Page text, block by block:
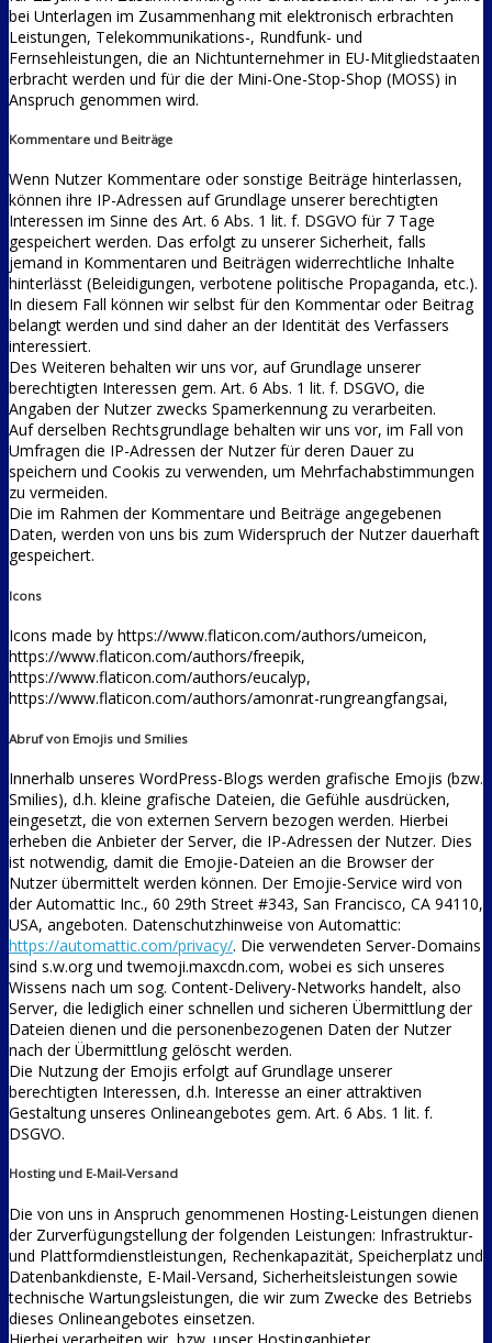
bei Unterlagen im Zusammenhang mit elektronisch erbrachten
Leistungen, Telekommunikations-, Rundfunk- und
Fernsehleistungen, die an Nichtunternehmer in EU-Mitgliedstaaten
erbracht werden und für die der Mini-One-Stop-Shop (MOSS) in
Anspruch genommen wird.
Kommentare und Beiträge
Wenn Nutzer Kommentare oder sonstige Beiträge hinterlassen,
können ihre IP-Adressen auf Grundlage unserer berechtigten
Interessen im Sinne des Art. 6 Abs. 1 lit. f. DSGVO für 7 Tage
gespeichert werden. Das erfolgt zu unserer Sicherheit, falls
jemand in Kommentaren und Beiträgen widerrechtliche Inhalte
hinterlässt (Beleidigungen, verbotene politische Propaganda, etc.).
In diesem Fall können wir selbst für den Kommentar oder Beitrag
belangt werden und sind daher an der Identität des Verfassers
interessiert.
Des Weiteren behalten wir uns vor, auf Grundlage unserer
berechtigten Interessen gem. Art. 6 Abs. 1 lit. f. DSGVO, die
Angaben der Nutzer zwecks Spamerkennung zu verarbeiten.
Auf derselben Rechtsgrundlage behalten wir uns vor, im Fall von
Umfragen die IP-Adressen der Nutzer für deren Dauer zu
speichern und Cookis zu verwenden, um Mehrfachabstimmungen
zu vermeiden.
Die im Rahmen der Kommentare und Beiträge angegebenen
Daten, werden von uns bis zum Widerspruch der Nutzer dauerhaft
gespeichert.
Icons
Icons made by https://www.flaticon.com/authors/umeicon,
https://www.flaticon.com/authors/freepik,
https://www.flaticon.com/authors/eucalyp,
https://www.flaticon.com/authors/amonrat-rungreangfangsai,
Abruf von Emojis und Smilies
Innerhalb unseres WordPress-Blogs werden grafische Emojis (bzw.
Smilies), d.h. kleine grafische Dateien, die Gefühle ausdrücken,
eingesetzt, die von externen Servern bezogen werden. Hierbei
erheben die Anbieter der Server, die IP-Adressen der Nutzer. Dies
ist notwendig, damit die Emojie-Dateien an die Browser der
Nutzer übermittelt werden können. Der Emojie-Service wird von
der Automattic Inc., 60 29th Street #343, San Francisco, CA 94110,
USA, angeboten. Datenschutzhinweise von Automattic:
https://automattic.com/privacy/. Die verwendeten Server-Domains
sind s.w.org und twemoji.maxcdn.com, wobei es sich unseres
Wissens nach um sog. Content-Delivery-Networks handelt, also
Server, die lediglich einer schnellen und sicheren Übermittlung der
Dateien dienen und die personenbezogenen Daten der Nutzer
nach der Übermittlung gelöscht werden.
Die Nutzung der Emojis erfolgt auf Grundlage unserer
berechtigten Interessen, d.h. Interesse an einer attraktiven
Gestaltung unseres Onlineangebotes gem. Art. 6 Abs. 1 lit. f.
DSGVO.
Hosting und E-Mail-Versand
Die von uns in Anspruch genommenen Hosting-Leistungen dienen
der Zurverfügungstellung der folgenden Leistungen: Infrastruktur-
und Plattformdienstleistungen, Rechenkapazität, Speicherplatz und
Datenbankdienste, E-Mail-Versand, Sicherheitsleistungen sowie
technische Wartungsleistungen, die wir zum Zwecke des Betriebs
dieses Onlineangebotes einsetzen.